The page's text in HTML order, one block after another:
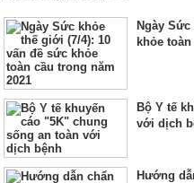
Ngày
khỏe
Bộ Y tế
với dịch
Hướng